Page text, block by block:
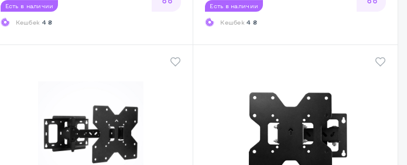
Есть в наличии
Кешбек 4 ₴
Есть в наличии
Кешбек4 ₴